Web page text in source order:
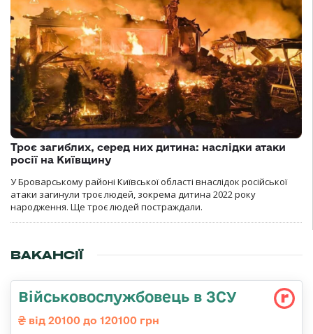
Троє загиблих, серед них дитина: наслідки атаки
росії на Київщину
У Броварському районі Київської області внаслідок російської
атаки загинули троє людей, зокрема дитина 2022 року
народження. Ще троє людей постраждали.
ВАКАНСІЇ
Військовослужбовець в ЗСУ
від 20100 до 120100 грн